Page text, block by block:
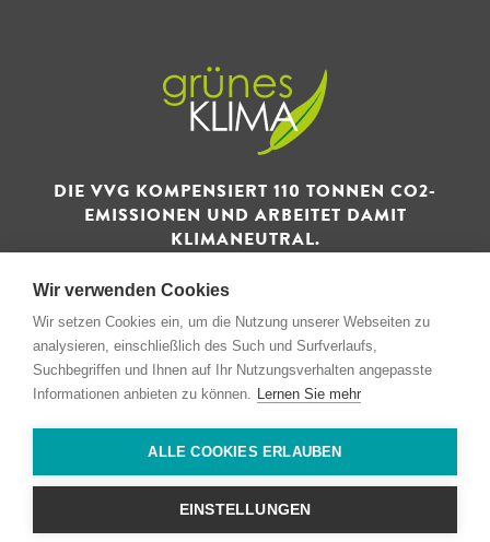
DIE VVG KOMPENSIERT 110 TONNEN CO2-
EMISSIONEN UND ARBEITET DAMIT
KLIMANEUTRAL.
© 1993 - 2026 Verwertungs- und Vertriebsgesellschaft GmbH
Wir verwenden Cookies
Wir setzen Cookies ein, um die Nutzung unserer Webseiten zu
analysieren, einschließlich des Such und Surfverlaufs,
Suchbegriffen und Ihnen auf Ihr Nutzungsverhalten angepasste
Informationen anbieten zu können. Lernen Sie mehr
ALLE COOKIES ERLAUBEN
EINSTELLUNGEN